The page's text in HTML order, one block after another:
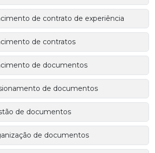
de contrato de experiência
de contratos
de documentos
de documentos
de documentos
de documentos